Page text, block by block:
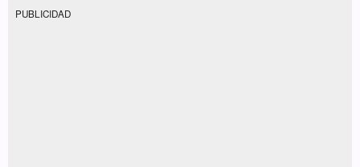
PUBLICIDAD